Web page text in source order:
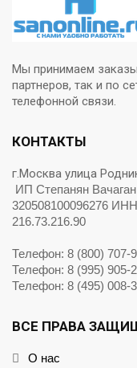
Мы принимаем
партнеров, так и по
телефонной связи.
КОНТАКТЫ
г.Москва улица
ИП Степанян
320508100096276
216.73.216.90
Телефон: 8 (800) 707-
Телефон: 8 (995) 905-
Телефон: 8 (495) 008-
ВСЕ ПРАВА
О нас